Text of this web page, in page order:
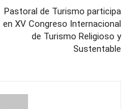
Pastoral de Turismo participa
en XV Congreso Internacional
de Turismo Religioso y
Sustentable